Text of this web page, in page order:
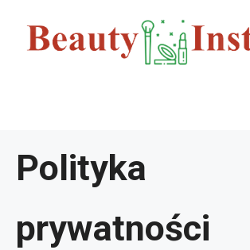
Polityka
prywatności